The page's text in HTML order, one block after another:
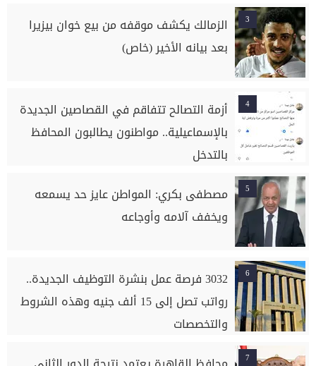
3
الزمالك يكشف موقفه من بيع خوان بيزيرا
بعد بيانه الأخير (خاص)
4
أزمة التصالح تتفاقم في القصاصين الجديدة
بالإسماعيلية.. مواطنون يطالبون المحافظ
بالتدخل
5
مصطفى بكري: المواطن عايز حد يسمعه
ويخفف آلامه وأوجاعه
6
3032 فرصة عمل بنشرة التوظيف الجديدة..
رواتب تصل إلى 15 ألف جنيه وهذه الشروط
والتخصصات
7